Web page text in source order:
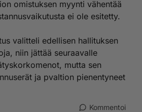
omistuksen myynti vähentää
ei ole esitetty.
valitteli edellisen hallituksen
niin jättää seuraavalle
mutta sen
ja pvaltion pienentyneet
Kommentoi